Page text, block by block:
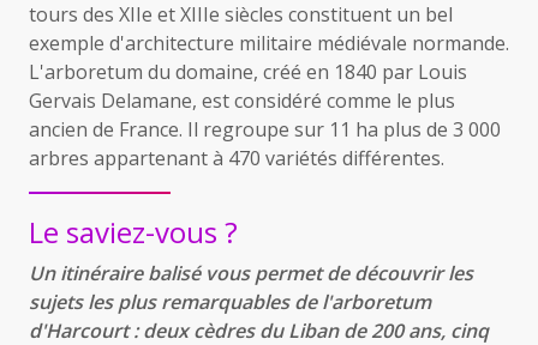
tours des XIIe et XIIIe siècles constituent un bel
exemple d'architecture militaire médiévale normande.
L'arboretum du domaine, créé en 1840 par Louis
Gervais Delamane, est considéré comme le plus
ancien de France. Il regroupe sur 11 ha plus de 3 000
arbres appartenant à 470 variétés différentes.
Le saviez-vous ?
Un itinéraire balisé vous permet de découvrir les
sujets les plus remarquables de l'arboretum
d'Harcourt : deux cèdres du Liban de 200 ans, cinq